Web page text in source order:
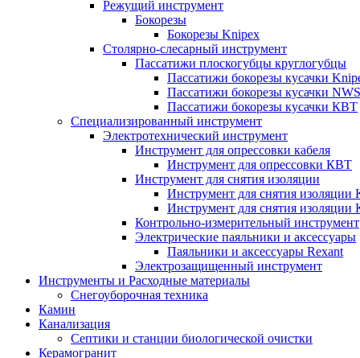
Режущий инструмент
Бокорезы
Бокорезы Knipex
Столярно-слесарный инструмент
Пассатижи плоскогубцы круглогубцы
Пассатижи бокорезы кусачки
Пассатижи бокорезы кусачки NWS
Пассатижи бокорезы кусачки КВТ
Специализированный инструмент
Электротехнический инструмент
Инструмент для опрессовки кабеля
Инструмент для опрессовки КВТ
Инструмент для снятия изоляции
Инструмент для снятия изоляции
Инструмент для снятия
Контрольно-измерительный инструмент
Электрические паяльники и аксессуары
Паяльники и аксессуары Rexant
Электрозащищенный инструмент
Инструменты и Расходные материалы
Снегоуборочная техника
Камин
Канализация
Септики и станции биологической очистки
Керамогранит